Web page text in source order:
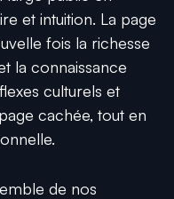
et intuition. La page
fois la richesse
la connaissance
culturels et
cachée, tout en
de nos